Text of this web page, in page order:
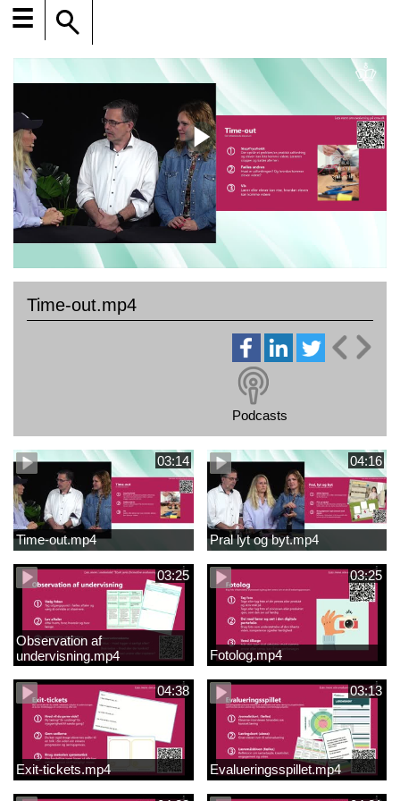
☰
Time-out.mp4
Podcasts
03:14
Time-out.mp4
04:16
Pral lyt og byt.mp4
03:25
Observation af
undervisning.mp4
03:25
Fotolog.mp4
04:38
Exit-tickets.mp4
03:13
Evalueringsspillet.mp4